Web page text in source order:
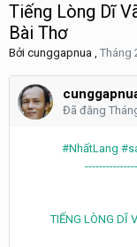
Tiếng Lòng Dĩ
Bài Thơ
Bởi cunggapnua , Tháng
Đã đăng
#NhấtLang
TIẾNG LÒNG DĨ